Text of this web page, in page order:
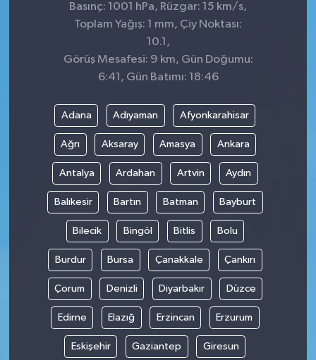
Basınç: 1001 hPa, Rüzgar: 15 km/s,
Toplam Yağış: 1 mm, Çiy Noktası:
10.1,
Görüş Mesafesi: 9 km, Gün Doğumu:
6:41, Gün Batımı: 18:46
Adana Adıyaman Afyonkarahisar
Ağrı Aksaray Amasya Ankara
Antalya Ardahan Artvin Aydın
Balıkesir Bartın Batman Bayburt
Bilecik Bingöl Bitlis Bolu
Burdur Bursa Çanakkale Çankırı
Çorum Denizli Diyarbakır Düzce
Edirne Elazığ Erzincan Erzurum
Eskişehir Gaziantep Giresun